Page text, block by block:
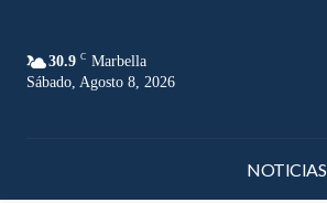
30.9 C Marbella
Sábado, Agosto 8, 2026
NOTICIAS